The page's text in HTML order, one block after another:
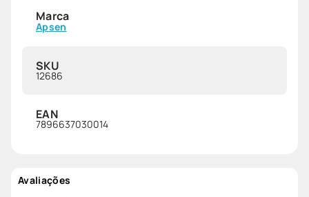
Marca
Apsen
SKU
12686
EAN
7896637030014
Avaliações